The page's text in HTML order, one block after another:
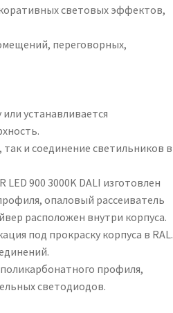
световых эффектов,
переговорных,
устанавливается
и соединение светильников в
LED 900 3000K DALI изготовлен
опаловый рассеиватель
расположен внутри корпуса.
под прокраску корпуса в RAL.
профиля,
светодиодов.